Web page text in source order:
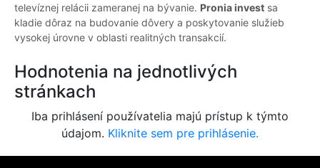
televíznej relácii zameranej na bývanie. Pronia invest sa
kladie dôraz na budovanie dôvery a poskytovanie služieb
vysokej úrovne v oblasti realitných transakcií.
Hodnotenia na jednotlivých
stránkach
Iba prihlásení používatelia majú prístup k týmto
údajom. Kliknite sem pre prihlásenie.